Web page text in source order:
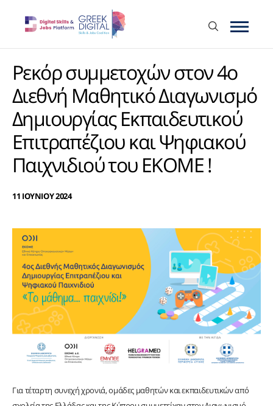
Ρεκόρ συμμετοχών στον 4ο
Διεθνή Μαθητικό Διαγωνισμό
Δημιουργίας Εκπαιδευτικού
Επιτραπέζιου και Ψηφιακού
Παιχνιδιού του ΕΚΟΜΕ !
11 ΙΟΥΝΙΟΥ 2024
Για τέταρτη συνεχή χρονιά, ομάδες μαθητών και εκπαιδευτικών από